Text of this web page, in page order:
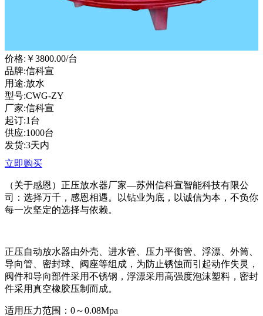
价格: ￥3800.00/台
品牌:信科宣
用途:放水
型号:CWG-ZY
厂家:信科宣
起订:1台
供应:1000台
发货:3天内
立即购买
（关于感恩）正压放水器厂家—苏州信科宣智能科技有限公
司：选择万千，感恩相遇。以钻业为底，以诚信为本，不负你
每一次坚定的选择与依赖。
正压自动放水器由外壳、进水管、压力平衡管、浮漂、外筒、
导向管、密封球、阀座等组成，为防止锈蚀而引起动作失灵，
阀件和导向部件采用不锈钢，浮漂采用高强度泡沫塑料，密封
件采用真空橡胶压制而成。
适用压力范围：0～0.08Mpa